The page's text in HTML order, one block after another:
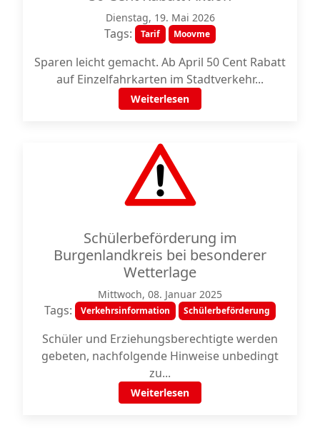
Dienstag, 19. Mai 2026
Tags: Tarif Moovme
Sparen leicht gemacht. Ab April 50 Cent Rabatt
auf Einzelfahrkarten im Stadtverkehr...
Weiterlesen
Schülerbeförderung im
Burgenlandkreis bei besonderer
Wetterlage
Mittwoch, 08. Januar 2025
Tags: Verkehrsinformation Schülerbeförderung
Schüler und Erziehungsberechtigte werden
gebeten, nachfolgende Hinweise unbedingt
zu...
Weiterlesen